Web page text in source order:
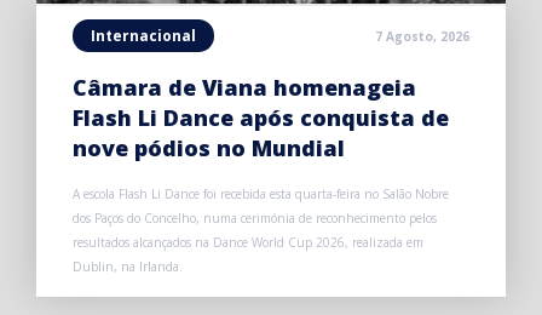
Internacional 7 Agosto, 2026
Câmara de Viana homenageia
Flash Li Dance após conquista de
nove pódios no Mundial
A escola Flash Li Dance foi recebida esta quarta-feira no Salão Nobre
dos Paços do Concelho, numa cerimónia de reconhecimento pelos
resultados alcançados na Dance World Cup 2026, realizada em
Dublin, na Irlanda.